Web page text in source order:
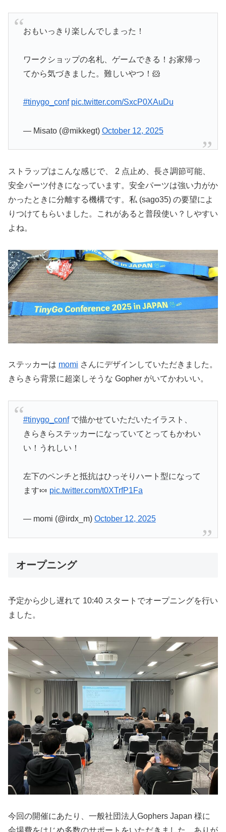
おもいっきり楽しんでしまった！
ワークショップの名札、ゲームできる！お家帰っ
てから気づきました。難しいやつ！🐹
#tinygo_conf pic.twitter.com/SxcP0XAuDu
— Misato (@mikkegt) October 12, 2025
ストラップはこんな感じで、 2 点止め、長さ調節可能、
安全パーツ付きになっています。安全パーツは強い力がか
かったときに分離する機構です。私 (sago35) の要望によ
りつけてもらいました。これがあると普段使い？しやすい
よね。
ステッカーは momi さんにデザインしていただきました。
きらきら背景に超楽しそうな Gopher がいてかわいい。
#tinygo_confで描かせていただいたイラスト、
きらきらステッカーになっていてとってもかわい
い！うれしい！
左下のペンチと抵抗はひっそりハート型になって
ます🍬 pic.twitter.com/t0XTrfP1Fa
— momi (@irdx_m) October 12, 2025
オープニング
予定から少し遅れて 10:40 スタートでオープニングを行い
ました。
今回の開催にあたり、一般社団法人Gophers Japan 様に
会場費をはじめ多数のサポートをいただきました。ありが